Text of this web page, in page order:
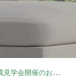
開催のお知らせ♪